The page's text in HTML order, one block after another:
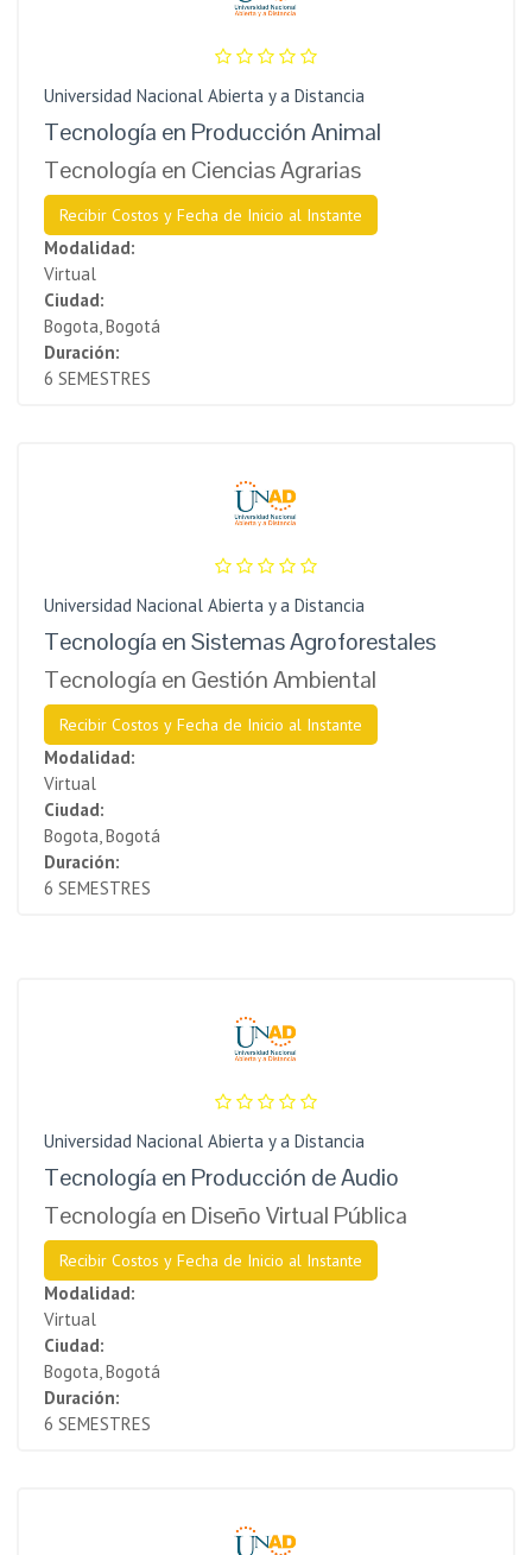
Universidad Nacional Abierta y a Distancia
Tecnología en Producción Animal
Tecnología en Ciencias Agrarias
Recibir Costos y Fecha de Inicio al Instante
Modalidad:
Virtual
Ciudad:
Bogota, Bogotá
Duración:
6 SEMESTRES
Universidad Nacional Abierta y a Distancia
Tecnología en Sistemas Agroforestales
Tecnología en Gestión Ambiental
Recibir Costos y Fecha de Inicio al Instante
Modalidad:
Virtual
Ciudad:
Bogota, Bogotá
Duración:
6 SEMESTRES
Universidad Nacional Abierta y a Distancia
Tecnología en Producción de Audio
Tecnología en Diseño Virtual Pública
Recibir Costos y Fecha de Inicio al Instante
Modalidad:
Virtual
Ciudad:
Bogota, Bogotá
Duración:
6 SEMESTRES